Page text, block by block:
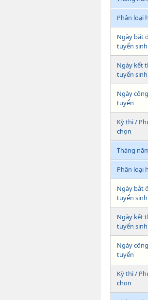
Phân loại
Ngày bắt
tuyển sinh
Ngày kết
tuyển sinh
Ngày
tuyển
Kỳ thi /
chọn
Tháng
Phân loại
Ngày bắt
tuyển sinh
Ngày kết
tuyển sinh
Ngày
tuyển
Kỳ thi /
chọn